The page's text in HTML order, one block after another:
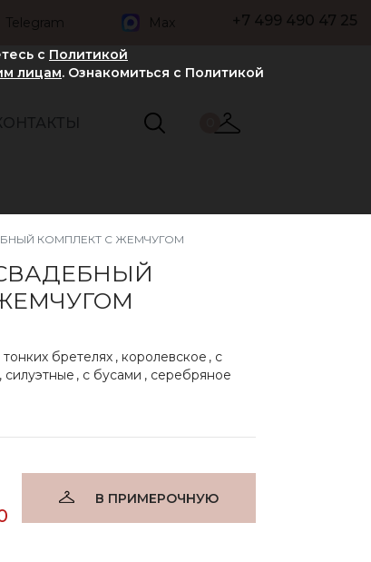
Telegram Max +7 499 490 47 25
КОМПЛЕКТ С ЖЕМЧУГОМ
тонких бретелях , королевское , с
, силуэтные , с бусами , серебряное
В ПРИМЕРОЧНУЮ
с Политикой
лицам. Ознакомиться с Политикой